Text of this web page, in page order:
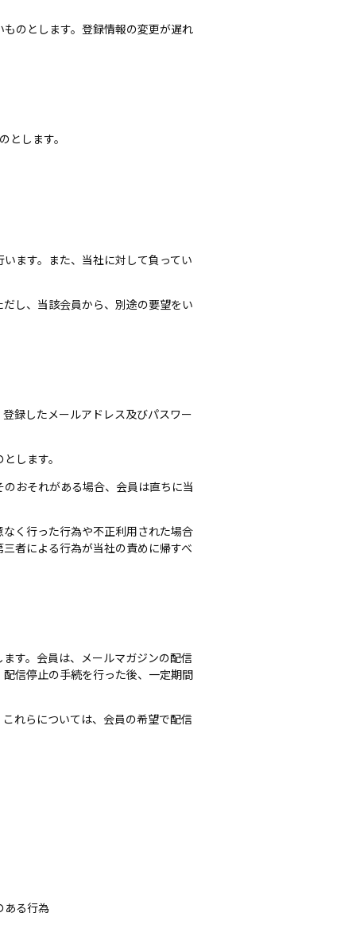
のとします。登録情報の変更が遅れ
とします。
ます。また、当社に対して負ってい
し、当該会員から、別途の要望をい
録したメールアドレス及びパスワー
します。
おそれがある場合、会員は直ちに当
く行った行為や不正利用された場合
者による行為が当社の責めに帰すべ
す。会員は、メールマガジンの配信
信停止の手続を行った後、一定期間
れらについては、会員の希望で配信
ある行為